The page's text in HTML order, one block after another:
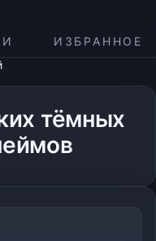
ИЗБРАННОЕ
тёмных